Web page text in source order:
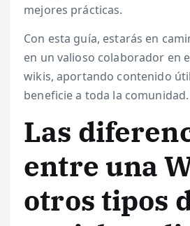
mejores prácticas.
Con esta guía, estarás en
en un valioso colaborador en
wikis, aportando contenido
beneficie a toda la comunidad.
Las
entre una
otros tipos